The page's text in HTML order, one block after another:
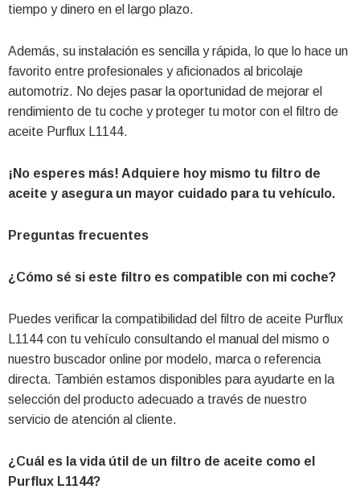
tiempo y dinero en el largo plazo.
Además, su instalación es sencilla y rápida, lo que lo hace un
favorito entre profesionales y aficionados al bricolaje
automotriz. No dejes pasar la oportunidad de mejorar el
rendimiento de tu coche y proteger tu motor con el filtro de
aceite Purflux L1144.
¡No esperes más! Adquiere hoy mismo tu filtro de
aceite y asegura un mayor cuidado para tu vehículo.
Preguntas frecuentes
¿Cómo sé si este filtro es compatible con mi coche?
Puedes verificar la compatibilidad del filtro de aceite Purflux
L1144 con tu vehículo consultando el manual del mismo o
nuestro buscador online por modelo, marca o referencia
directa. También estamos disponibles para ayudarte en la
selección del producto adecuado a través de nuestro
servicio de atención al cliente.
¿Cuál es la vida útil de un filtro de aceite como el
Purflux L1144?